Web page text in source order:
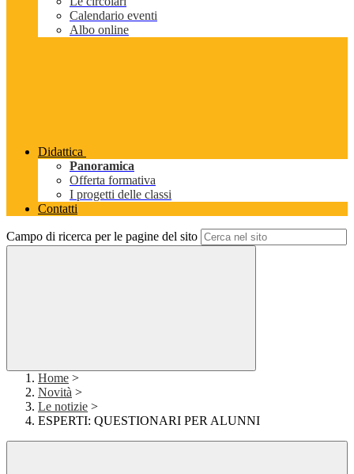
Calendario eventi
Albo online
Didattica
Panoramica
Offerta formativa
I progetti delle classi
Contatti
Campo di ricerca per le pagine del sito
Home >
Novità >
Le notizie >
ESPERTI: QUESTIONARI PER ALUNNI